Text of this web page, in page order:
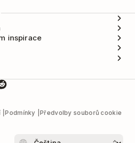
inspirace
Podmínky
Předvolby souborů cookie